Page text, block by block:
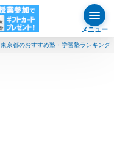
メニュー
東京都のおすすめ塾・学習塾ランキング